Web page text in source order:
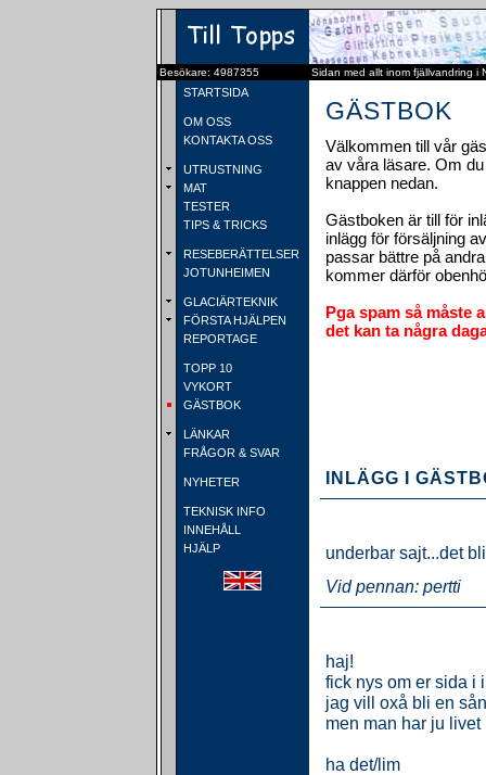
Besökare: 4987355 Sidan med allt inom fjällvandring i
STARTSIDA
OM OSS
KONTAKTA OSS
UTRUSTNING
MAT
TESTER
TIPS & TRICKS
RESEBERÄTTELSER
JOTUNHEIMEN
GLACIÄRTEKNIK
FÖRSTA HJÄLPEN
REPORTAGE
TOPP 10
VYKORT
GÄSTBOK
LÄNKAR
FRÅGOR & SVAR
NYHETER
TEKNISK INFO
INNEHÅLL
HJÄLP
GÄSTBOK
Välkommen till vår
av våra läsare. Om
knappen nedan.
Gästboken är till för
inlägg för försäljning
passar bättre på
kommer därför
Pga spam så måste
det kan ta några
INLÄGG I
underbar sajt...det
Vid pennan: pertti
haj!
fick nys om er sida i
jag vill oxå bli en
men man har ju livet
ha det/lim